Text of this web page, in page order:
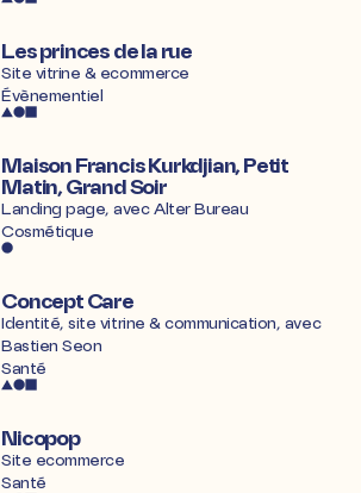
Les princes de la rue
Site vitrine & ecommerce
Évènementiel
Maison Francis Kurkdjian, Petit
Matin, Grand Soir
Landing page, avecAlter Bureau
Cosmétique
Concept Care
Identité, site vitrine & communication, avec
Bastien Seon
Santé
Nicopop
Site ecommerce
Santé